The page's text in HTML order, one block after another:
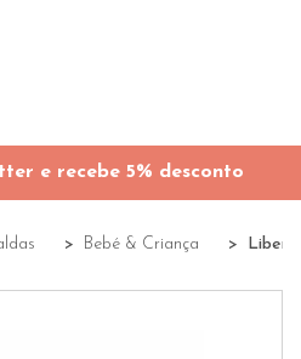
e recebe 5% desconto
Bebé & Criança Libero